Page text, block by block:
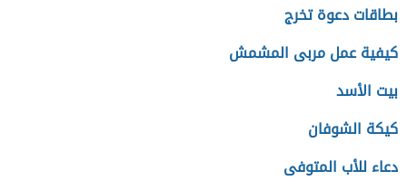
بطاقات دعوة تخرج
كيفية عمل مربى المشمش
بيت الأسد
كيكة الشوفان
دعاء للأب المتوفى